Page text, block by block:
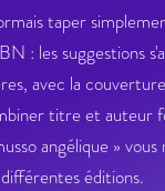
taper
: les suggestions
avec la
titre et auteur
angélique » vous
éditions.